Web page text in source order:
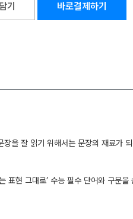
기 바로결제하기
을 잘 읽기 위해서는 문장의 재료가 되
표현 그대로’ 수능 필수 단어와 구문을